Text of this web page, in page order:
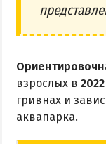
взрослых в
гривнах и
аквапарка.